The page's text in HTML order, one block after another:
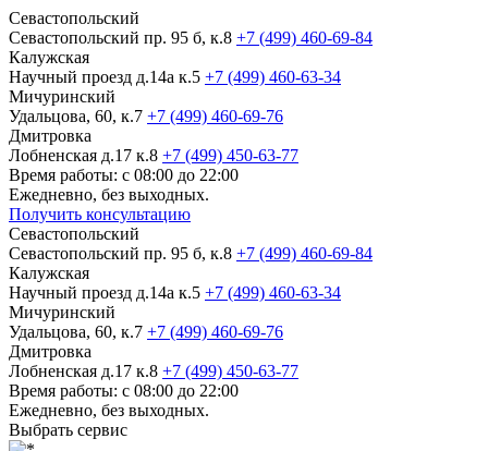
Севастопольский
Севастопольский пр. 95 б, к.8 +7 (499) 460-69-84
Калужская
Научный проезд д.14а к.5 +7 (499) 460-63-34
Мичуринский
Удальцова, 60, к.7 +7 (499) 460-69-76
Дмитровка
Лобненская д.17 к.8 +7 (499) 450-63-77
Время работы: с 08:00 до 22:00
Ежедневно, без выходных.
Получить консультацию
Севастопольский
Севастопольский пр. 95 б, к.8 +7 (499) 460-69-84
Калужская
Научный проезд д.14а к.5 +7 (499) 460-63-34
Мичуринский
Удальцова, 60, к.7 +7 (499) 460-69-76
Дмитровка
Лобненская д.17 к.8 +7 (499) 450-63-77
Время работы: с 08:00 до 22:00
Ежедневно, без выходных.
Выбрать сервис